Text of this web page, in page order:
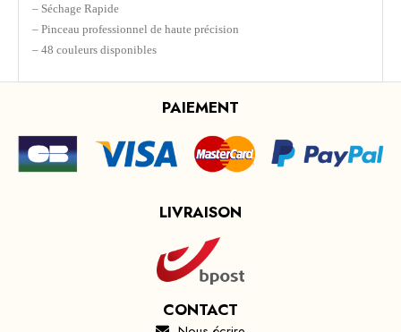
– Séchage Rapide
– Pinceau professionnel de haute précision
– 48 couleurs disponibles
PAIEMENT
LIVRAISON
CONTACT